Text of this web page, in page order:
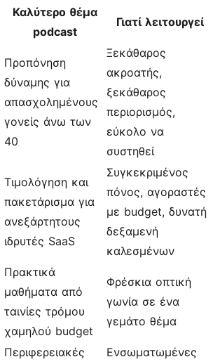
Καλύτερο θέμα
podcast
Γιατί λειτουργεί
Προπόνηση
δύναμης για
απασχολημένους
γονείς άνω των
40
Ξεκάθαρος
ακροατής,
ξεκάθαρος
περιορισμός,
εύκολο να
συστηθεί
Τιμολόγηση και
πακετάρισμα για
ανεξάρτητους
ιδρυτές SaaS
Συγκεκριμένος
πόνος, αγοραστές
με budget, δυνατή
δεξαμενή
καλεσμένων
Πρακτικά
μαθήματα από
ταινίες τρόμου
χαμηλού budget
Φρέσκια οπτική
γωνία σε ένα
γεμάτο θέμα
Περιφερειακές
Ενσωματωμένες